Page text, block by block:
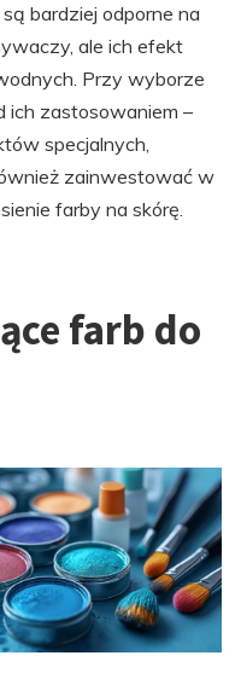
bardziej odporne na
ale ich efekt
Przy wyborze
ich zastosowaniem –
specjalnych,
zainwestować w
farby na skórę.
farb do